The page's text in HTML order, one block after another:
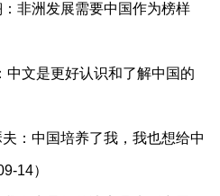
非洲发展需要中国作为榜样
中文是更好认识和了解中国的
：中国培养了我，我也想给中
14）